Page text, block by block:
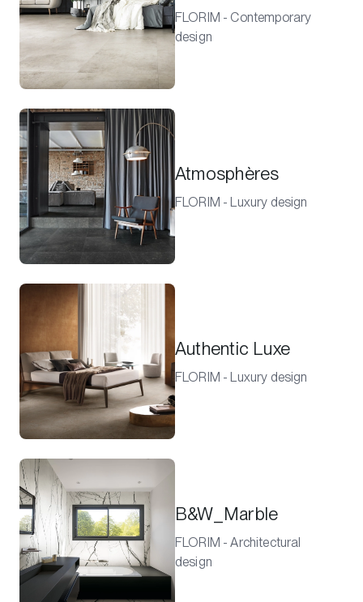
FLORIM - Contemporary
design
Atmosphères
FLORIM - Luxury design
Authentic Luxe
FLORIM - Luxury design
B&W_Marble
FLORIM - Architectural
design